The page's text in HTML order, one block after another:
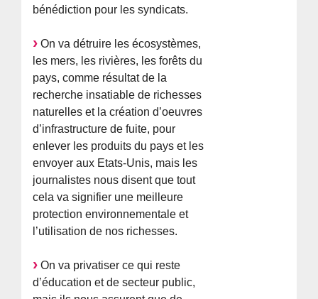
bénédiction pour les syndicats.
On va détruire les écosystèmes,
les mers, les rivières, les forêts du
pays, comme résultat de la
recherche insatiable de richesses
naturelles et la création d’oeuvres
d’infrastructure de fuite, pour
enlever les produits du pays et les
envoyer aux Etats-Unis, mais les
journalistes nous disent que tout
cela va signifier une meilleure
protection environnementale et
l’utilisation de nos richesses.
On va privatiser ce qui reste
d’éducation et de secteur public,